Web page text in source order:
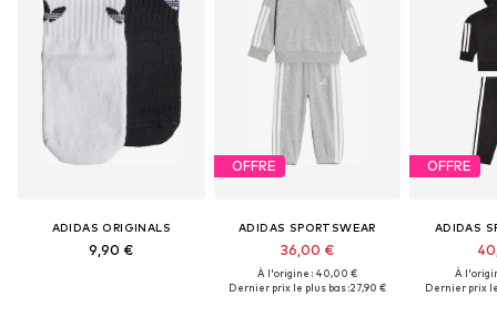
ADIDAS ORIGINALS
9,90 €
OFFRE
ADIDAS SPORTSWEAR
36,00 €
À l'origine : 40,00 €
Dernier prix le plus bas :27,90 €
OFFRE
ADIDAS
À
Dernier prix